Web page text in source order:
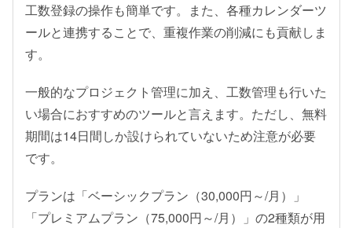
工数登録の操作も簡単です。また、各種カレンダーツ
ールと連携することで、重複作業の削減にも貢献しま
す。
一般的なプロジェクト管理に加え、工数管理も行いた
い場合におすすめのツールと言えます。ただし、無料
期間は14日間しか設けられていないため注意が必要
です。
プランは「ベーシックプラン（30,000円～/月）」
「プレミアムプラン（75,000円～/月）」の2種類が用